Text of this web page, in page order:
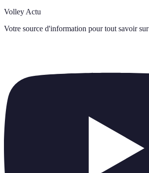
Volley Actu
Votre source d'information pour tout savoir sur